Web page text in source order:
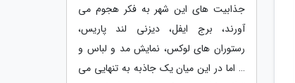
جذابیت های این شهر به فکر هجوم می
آورند، برج ایفل، دیزنی لند پاریس،
رستوران های لوکس، نمایش مد و لباس و
… اما در این میان یک جاذبه به تنهایی می